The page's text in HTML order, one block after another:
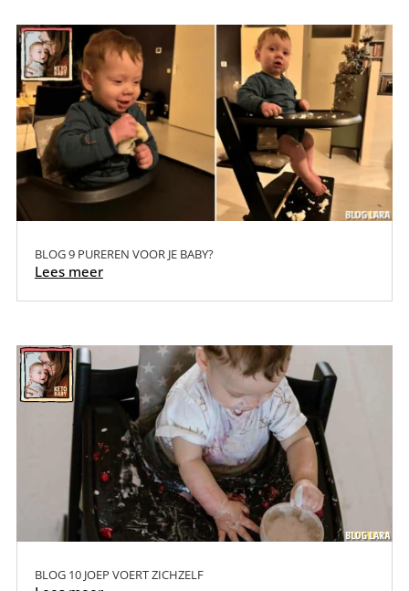
BLOG 9 PUREREN VOOR JE BABY?
Lees meer
BLOG 10 JOEP VOERT ZICHZELF